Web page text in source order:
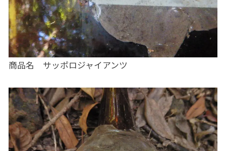
商品名 サッポロジャイアンツ